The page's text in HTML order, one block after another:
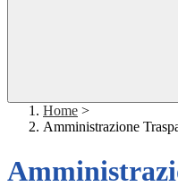
Home >
Amministrazione